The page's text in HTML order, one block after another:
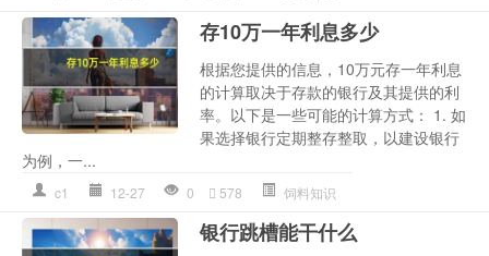
存10万一年利息多少
根据您提供的信息，10万元存一年利息
的计算取决于存款的银行及其提供的利
率。以下是一些可能的计算方式： 1. 如
果选择银行定期整存整取，以建设银行
为例，一...
c1 12-27 0 578 饲料知识
银行跳槽能干什么